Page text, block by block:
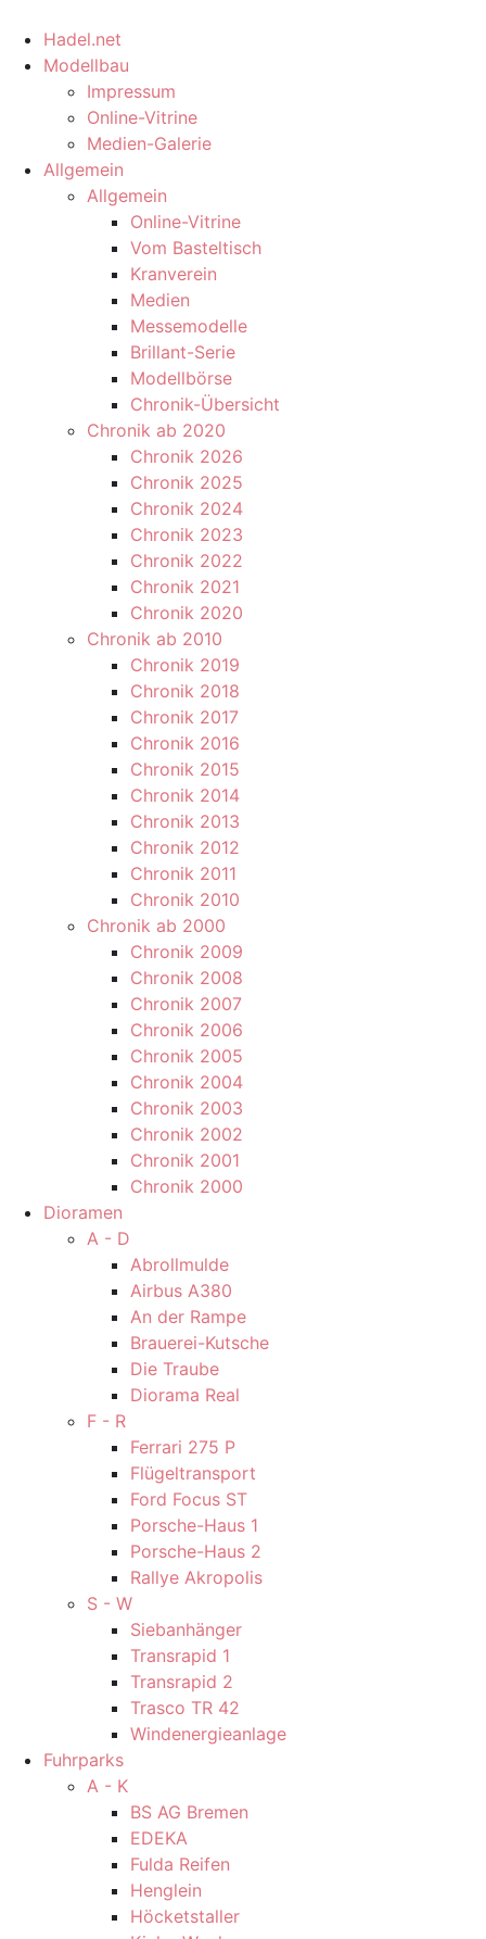
Hadel.net
Modellbau
Impressum
Online-Vitrine
Medien-Galerie
Allgemein
Allgemein
Online-Vitrine
Vom Basteltisch
Kranverein
Medien
Messemodelle
Brillant-Serie
Modellbörse
Chronik-Übersicht
Chronik ab 2020
Chronik 2026
Chronik 2025
Chronik 2024
Chronik 2023
Chronik 2022
Chronik 2021
Chronik 2020
Chronik ab 2010
Chronik 2019
Chronik 2018
Chronik 2017
Chronik 2016
Chronik 2015
Chronik 2014
Chronik 2013
Chronik 2012
Chronik 2011
Chronik 2010
Chronik ab 2000
Chronik 2009
Chronik 2008
Chronik 2007
Chronik 2006
Chronik 2005
Chronik 2004
Chronik 2003
Chronik 2002
Chronik 2001
Chronik 2000
Dioramen
A - D
Abrollmulde
Airbus A380
An der Rampe
Brauerei-Kutsche
Die Traube
Diorama Real
F - R
Ferrari 275 P
Flügeltransport
Ford Focus ST
Porsche-Haus 1
Porsche-Haus 2
Rallye Akropolis
S - W
Siebanhänger
Transrapid 1
Transrapid 2
Trasco TR 42
Windenergieanlage
Fuhrparks
A - K
BS AG Bremen
EDEKA
Fulda Reifen
Henglein
Höcketstaller